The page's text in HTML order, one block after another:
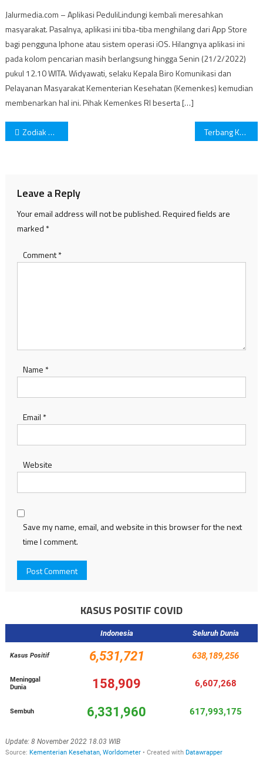
Jalurmedia.com – Aplikasi PeduliLindungi kembali meresahkan
masyarakat. Pasalnya, aplikasi ini tiba-tiba menghilang dari App Store
bagi pengguna Iphone atau sistem operasi iOS. Hilangnya aplikasi ini
pada kolom pencarian masih berlangsung hingga Senin (21/2/2022)
pukul 12.10 WITA. Widyawati, selaku Kepala Biro Komunikasi dan
Pelayanan Masyarakat Kementerian Kesehatan (Kemenkes) kemudian
membenarkan hal ini. Pihak Kemenkes RI beserta […]
Post
Zodiak Paling Cerdas! Apakah Anak Kamu Termasuk Di Dalamnya? Terbang Ke Luar Angkasa, Bezos ajak Anak Usia 18 Tahun Untuk Ikut!
Leave a Reply
Your email address will not be published.Required fields are
marked *
Comment*
Name *
Email *
Website
Save my name, email, and website in this browser for the next
time I comment.
KASUS POSITIF COVID